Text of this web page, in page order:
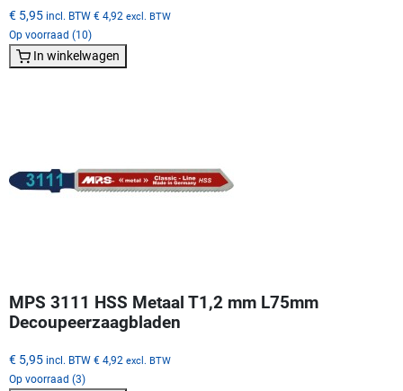
€ 5,95 incl. BTW € 4,92 excl. BTW
Op voorraad (10)
In winkelwagen
MPS 3111 HSS Metaal T1,2 mm L75mm
Decoupeerzaagbladen
€ 5,95 incl. BTW € 4,92 excl. BTW
Op voorraad (3)